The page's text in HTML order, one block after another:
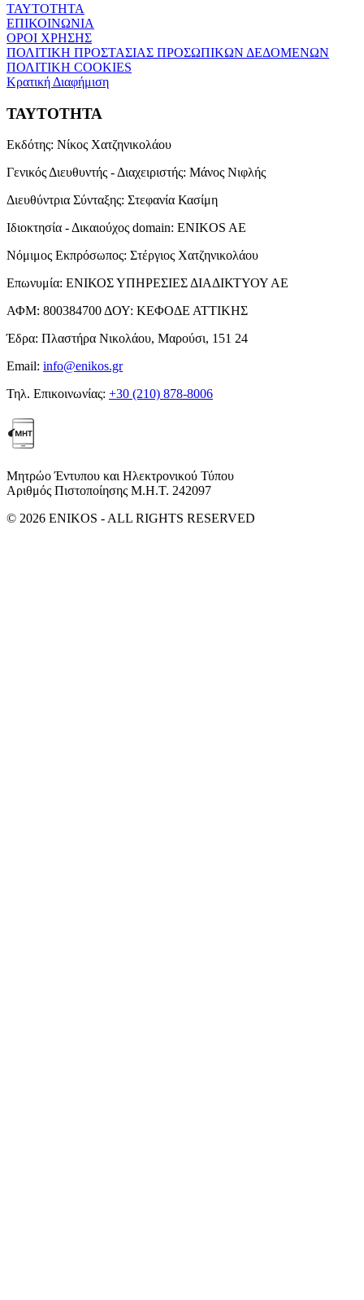
ΤΑΥΤΟΤΗΤΑ
ΕΠΙΚΟΙΝΩΝΙΑ
ΟΡΟΙ ΧΡΗΣΗΣ
ΠΟΛΙΤΙΚΗ ΠΡΟΣΤΑΣΙΑΣ ΠΡΟΣΩΠΙΚΩΝ ΔΕΔΟΜΕΝΩΝ
ΠΟΛΙΤΙΚΗ COOKIES
Κρατική Διαφήμιση
ΤΑΥΤΟΤΗΤΑ
Εκδότης: Νίκος Χατζηνικολάου
Γενικός Διευθυντής - Διαχειριστής: Μάνος Νιφλής
Διευθύντρια Σύνταξης: Στεφανία Κασίμη
Ιδιοκτησία - Δικαιούχος domain: ENIKOS AE
Νόμιμος Εκπρόσωπος: Στέργιος Χατζηνικολάου
Επωνυμία: ΕΝΙΚΟΣ ΥΠΗΡΕΣΙΕΣ ΔΙΑΔΙΚΤΥΟΥ ΑΕ
ΑΦΜ: 800384700 ΔΟΥ: ΚΕΦΟΔΕ ΑΤΤΙΚΗΣ
Έδρα: Πλαστήρα Νικολάου, Μαρούσι, 151 24
Email: info@enikos.gr
Τηλ. Επικοινωνίας: +30 (210) 878-8006
Μητρώο Έντυπου και Ηλεκτρονικού Τύπου
Αριθμός Πιστοποίησης Μ.Η.Τ. 242097
© 2026 ENIKOS - ALL RIGHTS RESERVED